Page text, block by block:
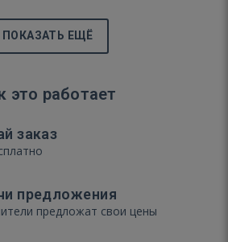
ПОКАЗАТЬ ЕЩЁ
это работает
заказ
предложения
предложат свои цены